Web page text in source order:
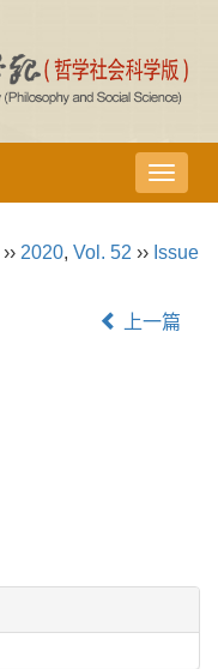
导
航
换
›› 2020, Vol. 52 ›› Issue
上一篇